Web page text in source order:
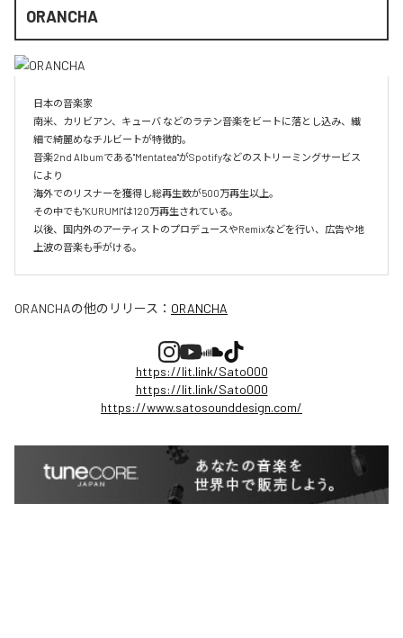
ORANCHA
日本の音楽家
南米、カリビアン、キューバ などのラテン音楽をビートに落とし込み、繊
細で綺麗めなチルビートが特徴的。
音楽2nd Albumである"Mentatea"がSpotifyなどのストリーミングサービス
により
海外でのリスナーを獲得し総再生数が500万再生以上。
その中でも"KURUMI"は120万再生されている。
以後、国内外のアーティストのプロデュースやRemixなどを行い、広告や地
上波の音楽も手がける。
ORANCHAの他のリリース： ORANCHA
https://lit.link/Sato000
https://lit.link/Sato000
https://www.satosounddesign.com/